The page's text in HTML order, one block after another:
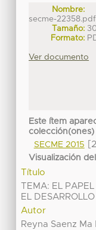
Nombre:
secme-22358.pdf
Tamaño:
Formato:
Ver documento
Este ítem
colección(ones)
SECME 2015
Visualización
Título
TEMA: EL
EL
Autor
Reyna Saenz